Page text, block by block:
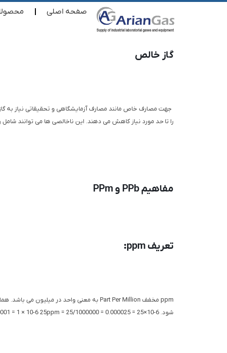
صفحه اصلی
گاز خالص
جهت مصارف خاص مانند مصارف آزمایشگاهی و تحقیقاتی نیاز به
را تا حد مورد نیاز کاهش می دهند. این ناخالصی ها می توانند
مفاهیم PPb و PPm
تعریف ppm:
شود. 1ppm = 1/1000000 = 0.000001 = 1 × 10-6 25ppm = 25/1000000 = 0.000025 = 25×10-6